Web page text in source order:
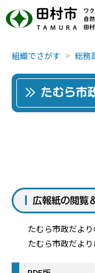
田村市
TAMURA
ワ
自
田
組織でさがす 総務
たむら市
広報紙の閲覧
たむら市政だより
たむら市政だより